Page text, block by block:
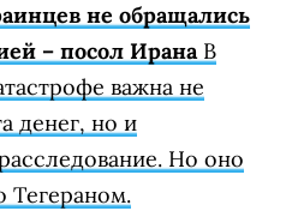
не обращались
– посол ИранаВ
важна не
денег, но и
Но оно
Тегераном.